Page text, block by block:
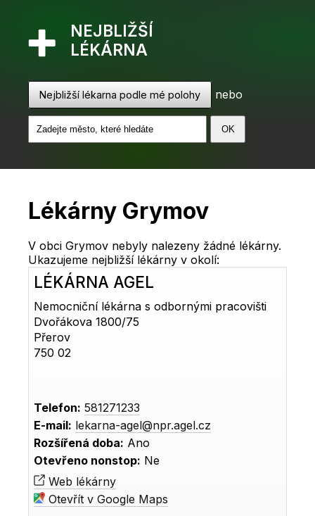
NEJBLIŽŠÍ
LÉKÁRNA
Nejbližší lékarna podle mé polohy nebo
Lékárny Grymov
V obci Grymov nebyly nalezeny žádné lékárny.
Ukazujeme nejbližší lékárny v okolí:
LÉKÁRNA AGEL
Nemocniční lékárna s odbornými pracovišti
Dvořákova 1800/75
Přerov
750 02
Telefon: 581271233
E-mail: lekarna-agel@npr.agel.cz
Rozšířená doba: Ano
Otevřeno nonstop: Ne
Web lékárny
Otevřít v Google Maps